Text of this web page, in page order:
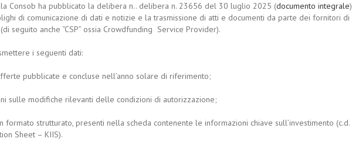
Consob ha pubblicato la delibera n.. delibera n. 23656 del 30 luglio 2025 (documento integrale)
di comunicazione di dati e notizie e la trasmissione di atti e documenti da parte dei fornitori di
seguito anche “CSP” ossia Crowdfunding Service Provider).
i seguenti dati:
pubblicate e concluse nell’anno solare di riferimento;
sulle modifiche rilevanti delle condizioni di autorizzazione;
formato strutturato, presenti nella scheda contenente le informazioni chiave sull’investimento (c.d.
Sheet – KIIS).